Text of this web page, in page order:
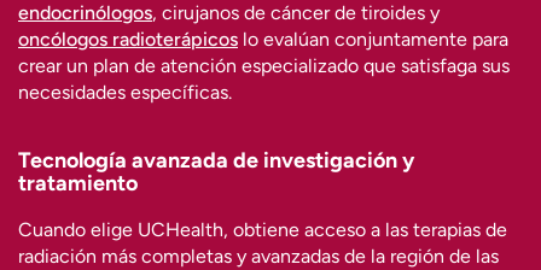
endocrinólogos, cirujanos de cáncer de tiroides y
oncólogos radioterápicos lo evalúan conjuntamente para
crear un plan de atención especializado que satisfaga sus
necesidades específicas.
Tecnología avanzada de investigación y
tratamiento
Cuando elige UCHealth, obtiene acceso a las terapias de
radiación más completas y avanzadas de la región de las